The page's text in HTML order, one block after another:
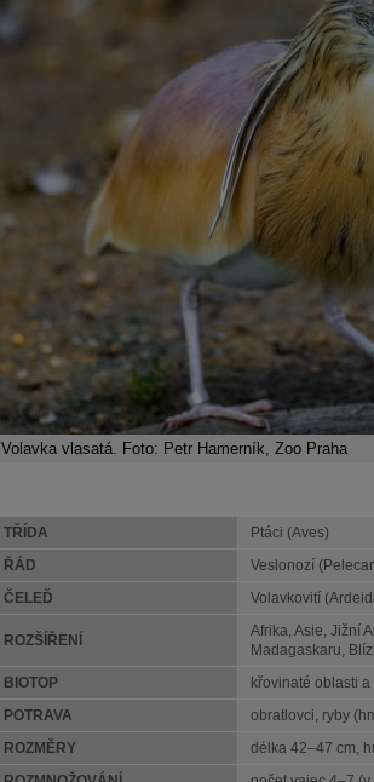
Volavka vlasatá. Foto: Petr Hamerník, Zoo Praha
TŘÍDA Ptáci (Aves)
ŘÁD Veslonozí
ČELEĎ Volavkovití
ROZŠÍŘENÍ
Afrika, Asie, Jižní
Madagaskaru,
BIOTOP křovinaté oblasti
POTRAVA obratlovci, ryby
ROZMĚRY délka 42–47 cm,